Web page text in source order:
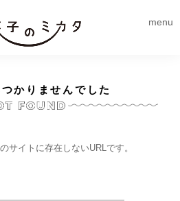
menu
かりませんでした
サイトに存在しないURLです。